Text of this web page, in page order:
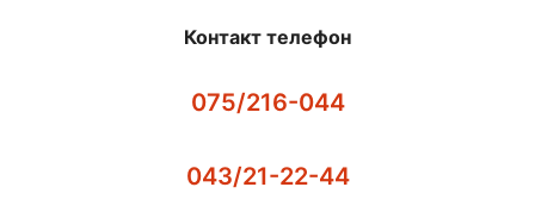
Контакт телефон
075/216-044
043/21-22-44